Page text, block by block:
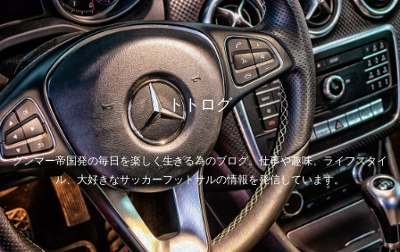
トトログ
グンマー帝国発の毎日を楽しく生きる為のブログ。仕事や趣味、ライフスタイ
ル、大好きなサッカーフットサルの情報を発信しています。